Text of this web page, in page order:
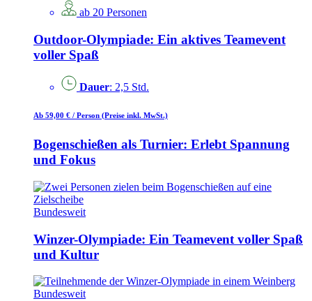
ab 20 Personen
Outdoor-Olympiade: Ein aktives Teamevent
voller Spaß
Dauer: 2,5 Std.
Ab 59,00 € / Person (Preise inkl. MwSt.)
Bogenschießen als Turnier: Erlebt Spannung
und Fokus
Bundesweit
Winzer-Olympiade: Ein Teamevent voller Spaß
und Kultur
Bundesweit